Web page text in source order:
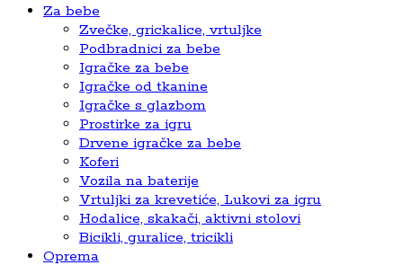
Za bebe
Zvečke, grickalice, vrtuljke
Podbradnici za bebe
Igračke za bebe
Igračke od tkanine
Igračke s glazbom
Prostirke za igru
Drvene igračke za bebe
Koferi
Vozila na baterije
Vrtuljki za krevetiće, Lukovi za igru
Hodalice, skakači, aktivni stolovi
Bicikli, guralice, tricikli
Oprema